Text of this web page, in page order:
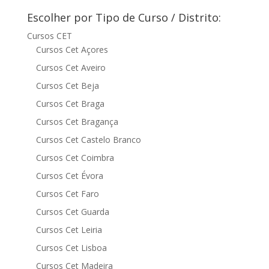
Escolher por Tipo de Curso / Distrito:
Cursos CET
Cursos Cet Açores
Cursos Cet Aveiro
Cursos Cet Beja
Cursos Cet Braga
Cursos Cet Bragança
Cursos Cet Castelo Branco
Cursos Cet Coimbra
Cursos Cet Évora
Cursos Cet Faro
Cursos Cet Guarda
Cursos Cet Leiria
Cursos Cet Lisboa
Cursos Cet Madeira